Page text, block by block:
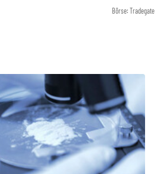
Börse: Tradegate